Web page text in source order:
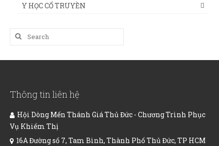
Y HỌC CỔ TRUYỀN
Search
for:
Thông tin liên hệ
Hội Dòng Mến Thánh Giá Thủ Đức - Chương Trình Phục
Vụ Khiếm Thị
16A Đường số 7, Tam Bình, Thành Phố Thủ Đức, TP HCM